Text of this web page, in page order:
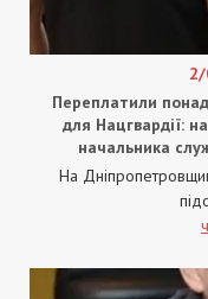
2/
Переплатили
для Нацгвардії:
начальника
На